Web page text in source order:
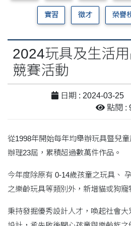
實習 徵才 榮譽
2024玩具及生活
競賽活動
日期 : 2024-03-25
點閱 :
從1998年開始每年均舉辦玩具暨兒
辦理23屆，累積超過數萬件作品。
今年度除原有 0-14歲孩童之玩具、
之樂齡玩具等類別外，新增貓或狗寵
秉持發掘優秀設計人才，喚起社會